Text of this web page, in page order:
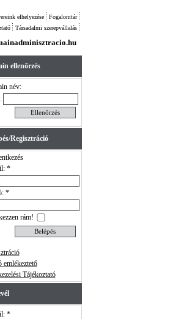
Fogalomtár
elhelyezése
Társadalmi szerepvállalás
ellenőrzés
név:
Regisztráció
*
*
rám!
emlékeztető
Tájékoztató
*